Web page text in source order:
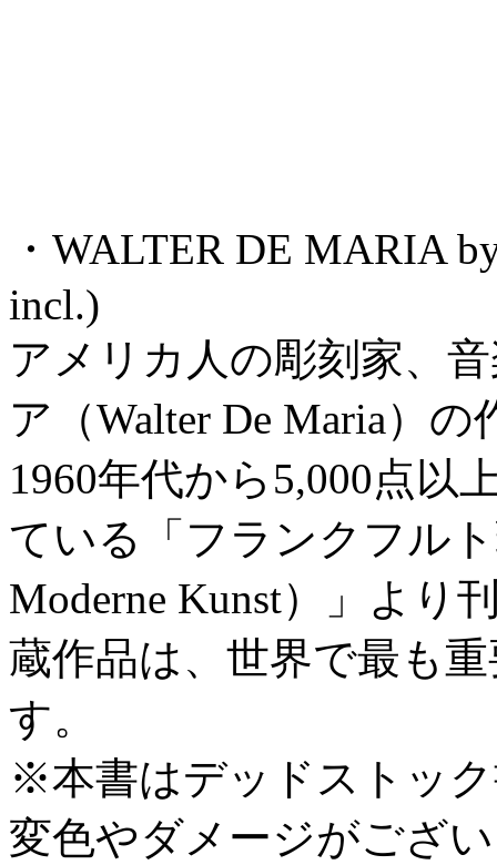
・WALTER DE MARIA
incl.)
アメリカ人の彫刻家、
ア（Walter De Maria）の
1960年代から5,000点以
ている「フランクフル
Moderne Kunst）」より
蔵作品は、世界で最も
す。
※本書はデッドストッ
変色やダメージがござ